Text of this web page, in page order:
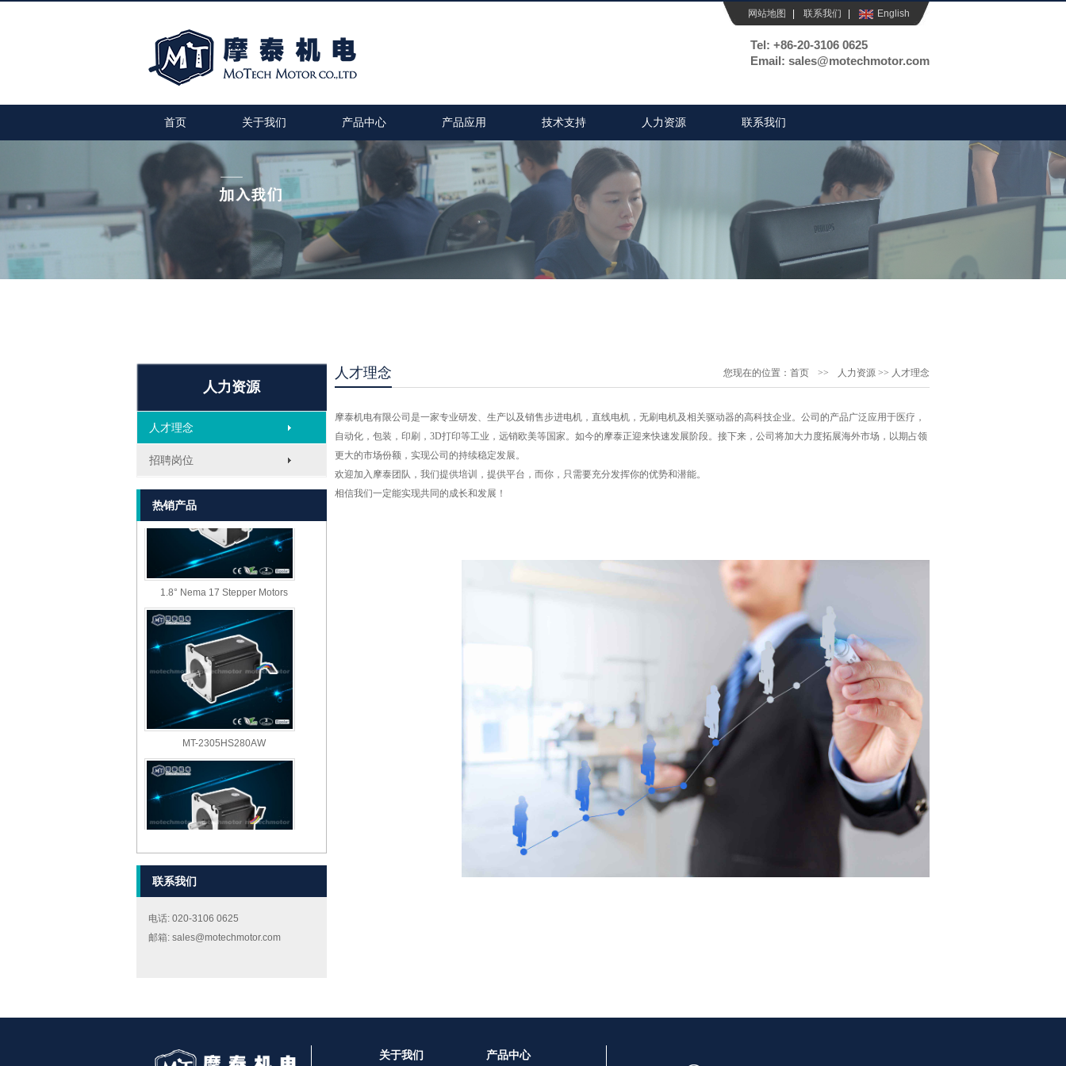
网站地图 联系我们 English
Tel: +86-20-3106 0625
Email: sales@motechmotor.com
首页 关于我们 产品中心 产品应用 技术支持 人力资源 联系我们
人力资源
人才理念
招聘岗位
热销产品
MT-1705HS200A
1.8° Nema 17 Stepper Motors
MT-2305HS280AW
MT-2303HS280AW
联系我们
电话: 020-3106 0625
邮箱: sales@motechmotor.com
您现在的位置： 首页 >> 人力资源 >> 人才理念
人才理念
摩泰机电有限公司是一家专业研发、生产以及销售步进电机，直线电机，无刷电机及相关驱动器的高科技企业。公司的产品广泛应用于医疗，
自动化，包装，印刷， 3D打印等工业，远销欧美等国家。如今的摩泰正迎来快速发展阶段。接下来，公司将加大力度拓展海外市场，以期占领
更大的市场份额，实现公司的持续稳定发展。
欢迎加入摩泰团队，我们提供培训，提供平台，而你，只需要充分发挥你的优势和潜能。
相信我们一定能实现共同的成长和发展！
关于我们 产品中心